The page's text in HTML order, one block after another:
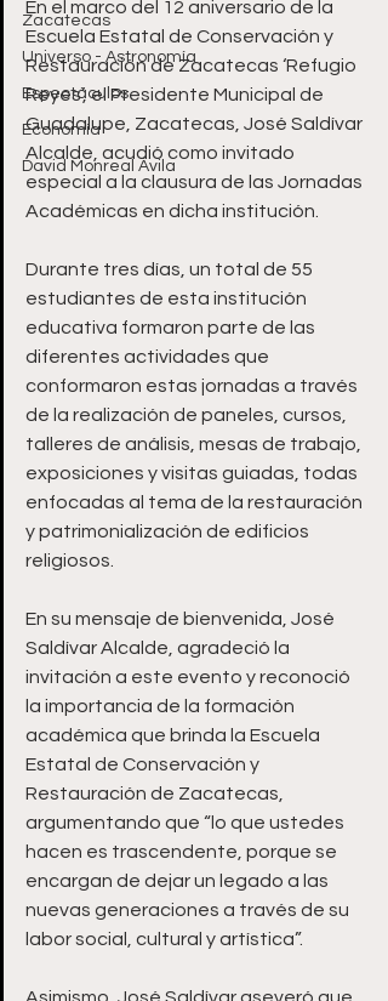
Zacatecas
Universo - Astronomía
Espectáculos
Economía
David Monreal Ávila
En el marco del 12 aniversario de la
Escuela Estatal de Conservación y
Restauración de Zacatecas ‘Refugio
Reyes’, el Presidente Municipal de
Guadalupe, Zacatecas, José Saldívar
Alcalde, acudió como invitado
especial a la clausura de las Jornadas
Académicas en dicha institución.
Durante tres días, un total de 55
estudiantes de esta institución
educativa formaron parte de las
diferentes actividades que
conformaron estas jornadas a través
de la realización de paneles, cursos,
talleres de análisis, mesas de trabajo,
exposiciones y visitas guiadas, todas
enfocadas al tema de la restauración
y patrimonialización de edificios
religiosos.
En su mensaje de bienvenida, José
Saldívar Alcalde, agradeció la
invitación a este evento y reconoció
la importancia de la formación
académica que brinda la Escuela
Estatal de Conservación y
Restauración de Zacatecas,
argumentando que “lo que ustedes
hacen es trascendente, porque se
encargan de dejar un legado a las
nuevas generaciones a través de su
labor social, cultural y artística”.